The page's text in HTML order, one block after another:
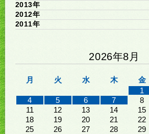
2013年
2012年
2011年
2026年8月
月 火 水 木 金
1
4
5 6 7 8
11
12 13 14 15
18
19 20 21 22
25
26 27 28 29